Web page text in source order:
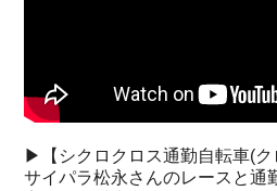
▶︎【シクロクロス通勤自転車(ク
サイパラ松永さんのレースと通